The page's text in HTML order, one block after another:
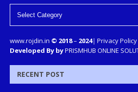
www.rojdin.in © 2018– 2024| Privacy Policy
Developed By byPRISMHUB ONLINE
RECENT POST